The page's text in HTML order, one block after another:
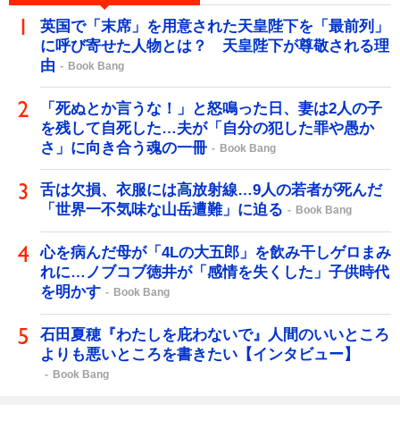
英国で「末席」を用意された天皇陛下を「最前列」
に呼び寄せた人物とは？ 天皇陛下が尊敬される理
由
Book Bang
「死ぬとか言うな！」と怒鳴った日、妻は2人の子
を残して自死した…夫が「自分の犯した罪や愚か
さ」に向き合う魂の一冊
Book Bang
舌は欠損、衣服には高放射線…9人の若者が死んだ
「世界一不気味な山岳遭難」に迫る
Book Bang
心を病んだ母が「4Lの大五郎」を飲み干しゲロまみ
れに…ノブコブ徳井が「感情を失くした」子供時代
を明かす
Book Bang
石田夏穂『わたしを庇わないで』人間のいいところ
よりも悪いところを書きたい【インタビュー】
Book Bang